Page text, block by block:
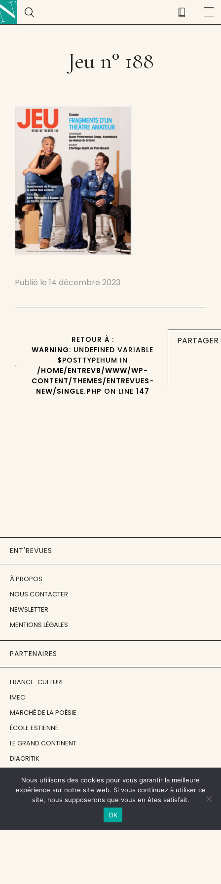
Jeu n° 188
Publié le 14 décembre 2023
RETOUR À :
WARNING: UNDEFINED VARIABLE
$POSTTYPEHUM IN
/HOME/ENTREVB/WWW/WP-
CONTENT/THEMES/ENTREVUES-
NEW/SINGLE.PHP ON LINE 147
ENT'REVUES
À PROPOS
NOUS CONTACTER
NEWSLETTER
MENTIONS LÉGALES
PARTENAIRES
FRANCE-CULTURE
IMEC
MARCHÉ DE LA POÉSIE
ÉCOLE ESTIENNE
LE GRAND CONTINENT
DIACRITIK
NOS SOUTIENS
CENTRE NATIONAL DU LIVRE
Nous utilisons des cookies pour vous garantir la meilleure
expérience sur notre site web. Si vous continuez à utiliser ce
site, nous supposerons que vous en êtes satisfait.
OK